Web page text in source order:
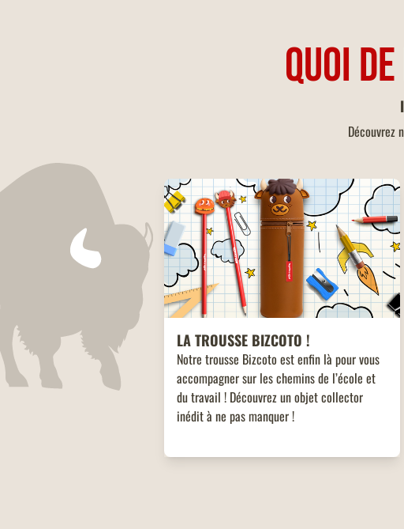
QUOI
Découvrez
LA TROUSSE BIZCOTO !
Notre trousse Bizcoto est enfin là pour vous
accompagner sur les chemins de l’école et
du travail ! Découvrez un objet collector
inédit à ne pas manquer !